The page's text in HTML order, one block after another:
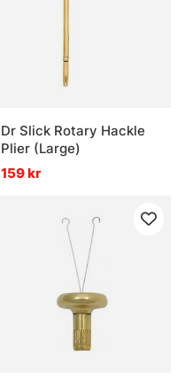
Dr Slick Rotary Hackle
Plier (Large)
159 kr